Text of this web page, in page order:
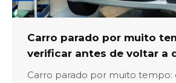
Carro parado por muito
verificar antes de voltar a
Carro parado por muito tempo: